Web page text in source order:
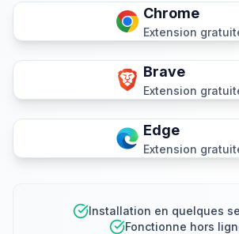
Chrome
Extension
Brave
Extension
Edge
Extension
Installation en quelques
Fonctionne hors